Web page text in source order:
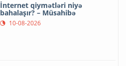
İnternet qiymətləri niyə
bahalaşır? – Müsahibə
10-08-2026